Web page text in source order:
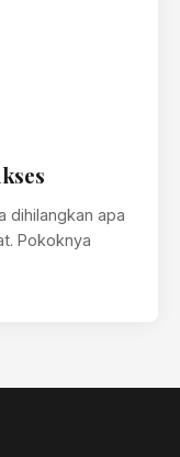
dihilangkan apa
Pokoknya